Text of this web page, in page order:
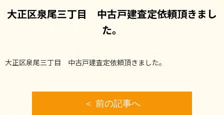
大正区泉尾三丁目 中古戸建査定依頼頂きまし
た。
大正区泉尾三丁目 中古戸建査定依頼頂きました。
＜ 前の記事へ